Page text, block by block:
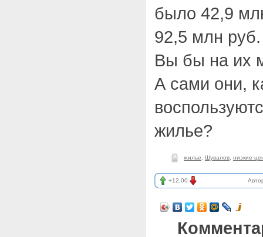
было 42,9
92,5 млн руб.
Вы бы на их
А сами они,
жилье?
жилье Шувалов низкие
+12.00